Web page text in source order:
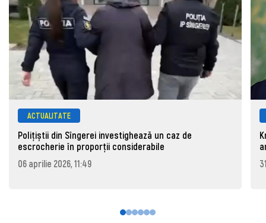
ACTUALITATE
Polițiștii din Sîngerei investighează un caz de
escrocherie în proporții considerabile
06 aprilie 2026, 11:49